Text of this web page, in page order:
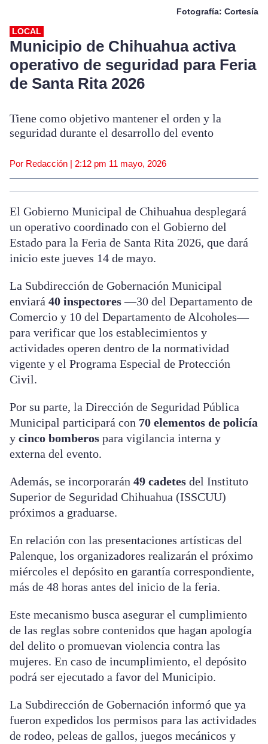
Fotografía: Cortesía
LOCAL
Municipio de Chihuahua activa
operativo de seguridad para Feria
de Santa Rita 2026
Tiene como objetivo mantener el orden y la
seguridad durante el desarrollo del evento
Por Redacción | 2:12 pm 11 mayo, 2026
El Gobierno Municipal de Chihuahua desplegará
un operativo coordinado con el Gobierno del
Estado para la Feria de Santa Rita 2026, que dará
inicio este jueves 14 de mayo.
La Subdirección de Gobernación Municipal
enviará 40 inspectores—30 del Departamento de
Comercio y 10 del Departamento de Alcoholes—
para verificar que los establecimientos y
actividades operen dentro de la normatividad
vigente y el Programa Especial de Protección
Civil.
Por su parte, la Dirección de Seguridad Pública
Municipal participará con 70 elementos de policía
y cinco bomberos para vigilancia interna y
externa del evento.
Además, se incorporarán 49 cadetes del Instituto
Superior de Seguridad Chihuahua (ISSCUU)
próximos a graduarse.
En relación con las presentaciones artísticas del
Palenque, los organizadores realizarán el próximo
miércoles el depósito en garantía correspondiente,
más de 48 horas antes del inicio de la feria.
Este mecanismo busca asegurar el cumplimiento
de las reglas sobre contenidos que hagan apología
del delito o promuevan violencia contra las
mujeres. En caso de incumplimiento, el depósito
podrá ser ejecutado a favor del Municipio.
La Subdirección de Gobernación informó que ya
fueron expedidos los permisos para las actividades
de rodeo, peleas de gallos, juegos mecánicos y